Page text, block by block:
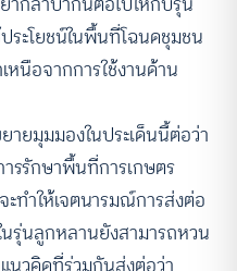
ระโยชน์ในพื้นที่โฉนดชุมชน
นือจากการใช้งานด้าน
ยมุมมองในประเด็นนี้ต่อว่า
รรักษาพื้นที่การเกษตร
ทำให้เจตนารมณ์การส่งต่อ
รุ่นลูกหลานยังสามารถหวน